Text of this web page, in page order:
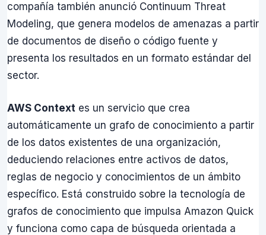
compañía también anunció Continuum Threat
Modeling, que genera modelos de amenazas a partir
de documentos de diseño o código fuente y
presenta los resultados en un formato estándar del
sector.
AWS Context es un servicio que crea
automáticamente un grafo de conocimiento a partir
de los datos existentes de una organización,
deduciendo relaciones entre activos de datos,
reglas de negocio y conocimientos de un ámbito
específico. Está construido sobre la tecnología de
grafos de conocimiento que impulsa Amazon Quick
y funciona como capa de búsqueda orientada a